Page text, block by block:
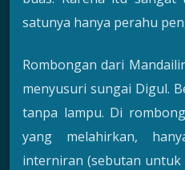
satunya hanya perahu
Rombongan dari
menyusuri sungai Digul.
tanpa lampu. Di
yang melahirkan,
interniran (sebutan untuk